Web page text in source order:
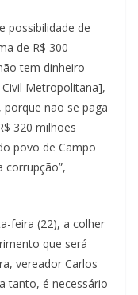
possibilidade de
de R$ 300
tem dinheiro
Metropolitana],
não se paga
320 milhões
povo de Campo
corrupção”,
feira (22), a colher
que será
vereador Carlos
tanto, é necessário